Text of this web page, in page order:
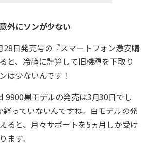
外にソンが少ない
28日発売号の『スマートフォン激安購
と、冷静に計算して旧機種を下取り
は少ないんです！
黒モデルの発売は3月30日でし
経っていないんですね。白モデルの発
ると、月々サポートを5ヵ月しか受け
ます。